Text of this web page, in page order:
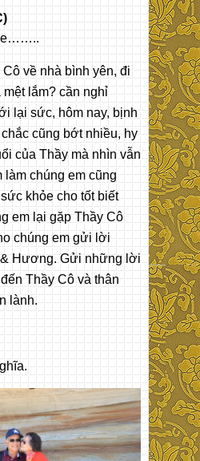
về nhà bình yên, đi
lắm? cần nghỉ
lại sức, hôm nay, bịnh
cũng bớt nhiều, hy
của Thầy mà nhìn vẫn
làm chúng em cũng
khỏe cho tốt biết
em lại gặp Thầy Cô
chúng em gửi lời
Hương. Gửi những lời
Thầy Cô và thân
lành.